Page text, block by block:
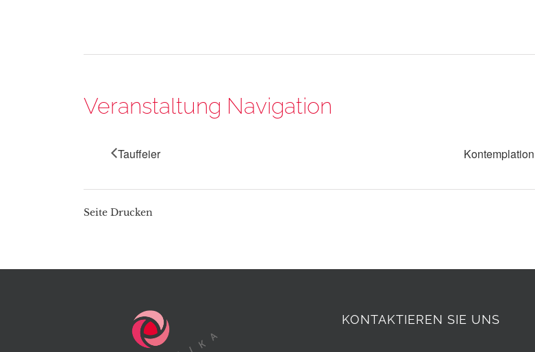
Veranstaltung Navigation
Tauffeier Kontemplation
Seite Drucken
KONTAKTIEREN SIE UNS